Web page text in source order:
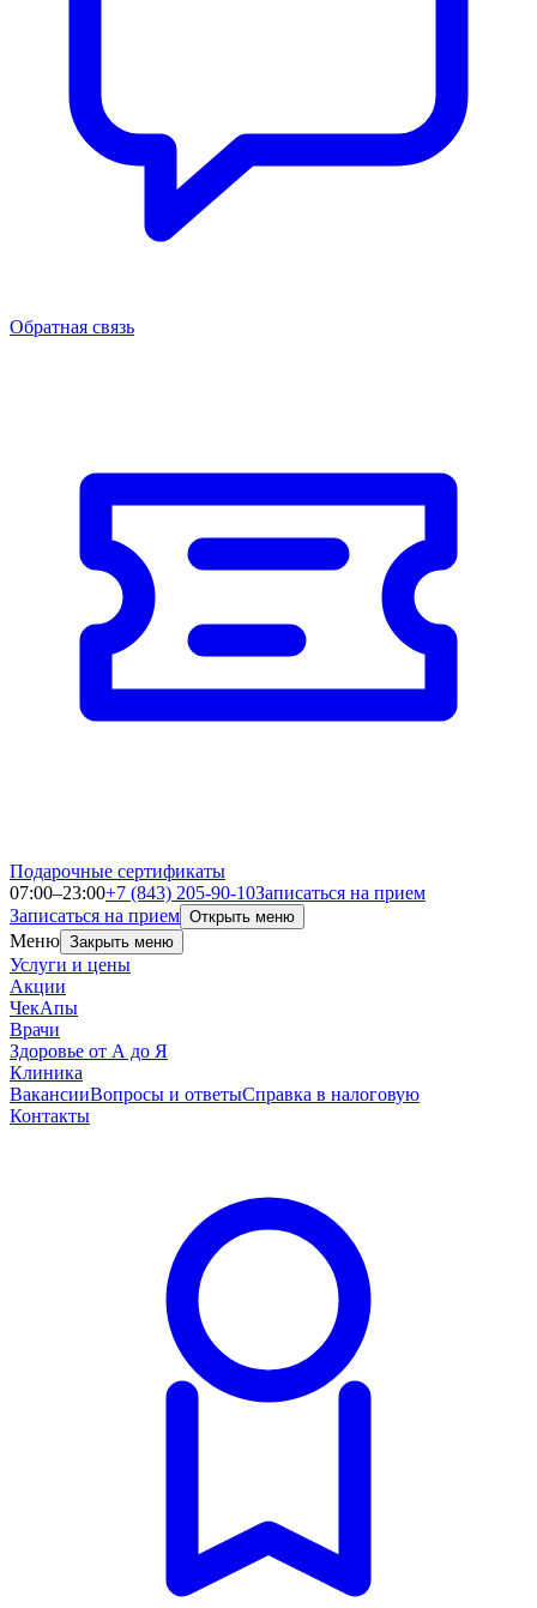
Обратная связь
Подарочные сертификаты
07:00–23:00+7 (843) 205-90-10Записаться на прием
Записаться на прием Открыть меню
Меню Закрыть меню
Услуги и цены
Акции
ЧекАпы
Врачи
Здоровье от А до Я
Клиника
ВакансииВопросы и ответыСправка в налоговую
Контакты